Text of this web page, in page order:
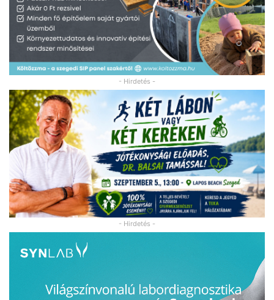
- Hirdetés -
- Hirdetés -